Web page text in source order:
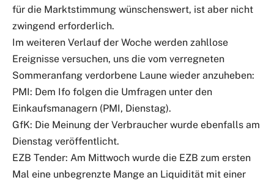
für die Marktstimmung wünschenswert, ist aber nicht
zwingend erforderlich.
Im weiteren Verlauf der Woche werden zahllose
Ereignisse versuchen, uns die vom verregneten
Sommeranfang verdorbene Laune wieder anzuheben:
PMI: Dem Ifo folgen die Umfragen unter den
Einkaufsmanagern (PMI, Dienstag).
GfK: Die Meinung der Verbraucher wurde ebenfalls am
Dienstag veröffentlicht.
EZB Tender: Am Mittwoch wurde die EZB zum ersten
Mal eine unbegrenzte Mange an Liquidität mit einer